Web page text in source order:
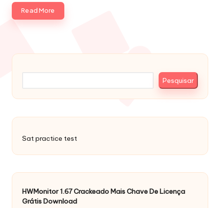
Read More
Pesquisar
Pesquisar
Sat practice test
HWMonitor 1.67 Crackeado Mais Chave De Licença
Grátis Download